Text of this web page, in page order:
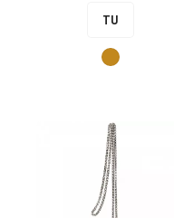
base
TU
Camel